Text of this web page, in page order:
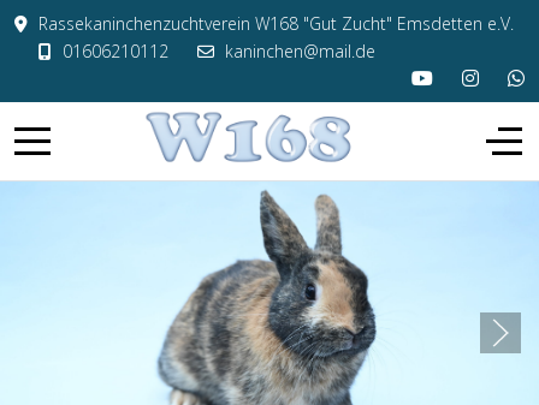
Rassekaninchenzuchtverein W168 "Gut Zucht" Emsdetten e.V.
01606210112
kaninchen@mail.de